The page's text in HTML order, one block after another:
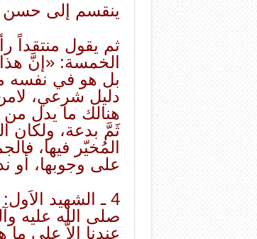
ينقسم إلى حسن
ثم يقول منتقداً
الخمسة: «إنَّ
بل هو في نفسه
دليل شرعي،
هنالك ما يدل
ثَمَّ بدعة، ولكان
المُخيّر فيها،
على وجوبها، أو
4 ـ الشهيد
صلى الله عليه
عندنا إلاّ على